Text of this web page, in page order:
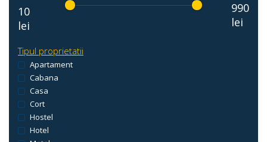
10
lei
990
lei
Tipul proprietatii
Apartament
Cabana
Casa
Cort
Hostel
Hotel